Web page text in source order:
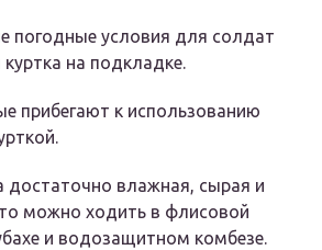
погодные условия для солдат
на подкладке.
прибегают к использованию
достаточно влажная, сырая и
можно ходить в флисовой
и водозащитном комбезе.